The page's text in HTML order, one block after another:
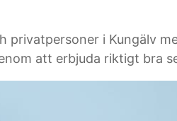
privatpersoner i Kungälv
att erbjuda riktigt bra